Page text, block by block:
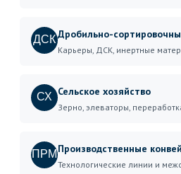
ДСКДробильно-
Карьеры, ДСК, инертные
СХ Сельское хозяйство
Зерно, элеваторы,
ПРМПроизводственные
Технологические линии и